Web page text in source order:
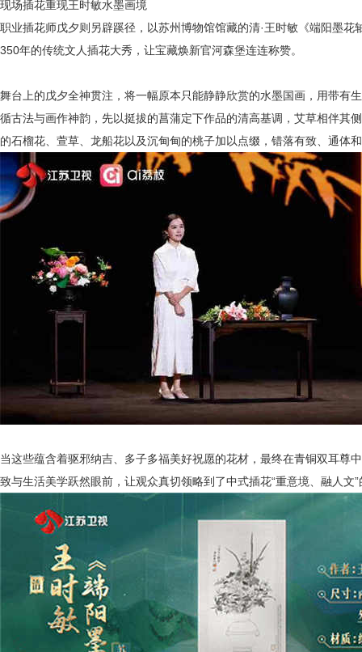
现场插花重现王时敏水墨画境
职业插花师戊夕则另辟蹊径，以苏州博物馆馆藏的清·王时敏《端阳墨花
350年的传统文人插花大秀，让宝藏焕新官河森堡连连称赞。
舞台上的戊夕全神贯注，将一幅原本只能静静欣赏的水墨国画，用带有
循古法与画作神韵，先以挺拔的菖蒲定下作品的清高基调，艾草相伴其
的石榴花、萱草、龙船花以及沉甸甸的桃子加以点缀，错落有致、通体
当这些蕴含着驱邪纳吉、多子多福美好祝愿的花材，最终在青铜双耳尊
致与生活美学跃然眼前，让观众真切领略到了中式插花“重意境、融人文